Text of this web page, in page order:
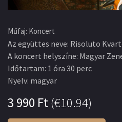
Műfaj: Koncert
Az együttes neve: Risoluto
A koncert helyszíne: Magyar
Időtartam: 1 óra 30 perc
Nyelv: magyar
3 990 Ft(€10.94)